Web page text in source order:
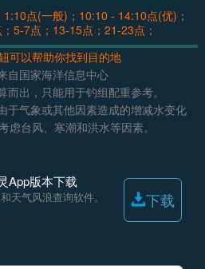
点(一般)；10:10 - 14:10点(优)；
5-7点；13-15点；21-23点；
可以帮助你找到目的地
自国家海洋信息中心
而出，只能用于钓组配重参考。
于气象或其他因素造成的增减水变化
虑台风、寒潮和洪水等因素。
App版本下载
天气风浪查询软件。 下载